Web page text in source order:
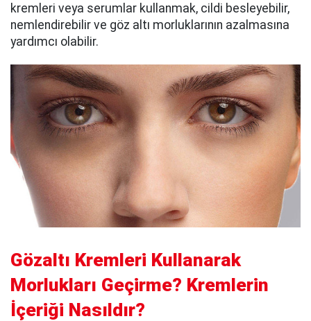
kremleri veya serumlar kullanmak, cildi besleyebilir,
nemlendirebilir ve göz altı morluklarının azalmasına
yardımcı olabilir.
Gözaltı Kremleri Kullanarak
Morlukları Geçirme? Kremlerin
İçeriği Nasıldır?